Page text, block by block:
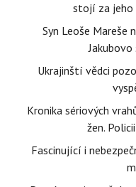
stojí za jeho
Syn Leoše Mareše
Ukrajinští vědci
Kronika sériových
žen.
Fascinující i